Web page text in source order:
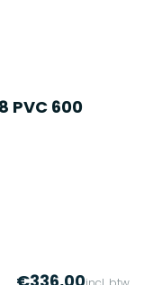
PVC 600